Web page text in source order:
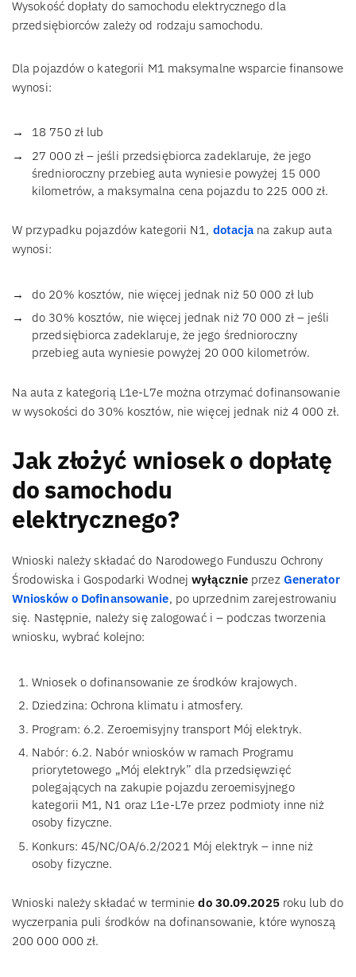
Wysokość dopłaty do samochodu elektrycznego dla
przedsiębiorców zależy od rodzaju samochodu.
Dla pojazdów o kategorii M1 maksymalne wsparcie finansowe
wynosi:
18 750 zł lub
27 000 zł – jeśli przedsiębiorca zadeklaruje, że jego
średnioroczny przebieg auta wyniesie powyżej 15 000
kilometrów, a maksymalna cena pojazdu to 225 000 zł.
W przypadku pojazdów kategorii N1, dotacja na zakup auta
wynosi:
do 20% kosztów, nie więcej jednak niż 50 000 zł lub
do 30% kosztów, nie więcej jednak niż 70 000 zł – jeśli
przedsiębiorca zadeklaruje, że jego średnioroczny
przebieg auta wyniesie powyżej 20 000 kilometrów.
Na auta z kategorią L1e-L7e można otrzymać dofinansowanie
w wysokości do 30% kosztów, nie więcej jednak niż 4 000 zł.
Jak złożyć wniosek o dopłatę
do samochodu
elektrycznego?
Wnioski należy składać do Narodowego Funduszu Ochrony
Środowiska i Gospodarki Wodnejwyłącznie przez Generator
Wniosków o Dofinansowanie, po uprzednim zarejestrowaniu
się. Następnie, należy się zalogować i – podczas tworzenia
wniosku, wybrać kolejno:
Wniosek o dofinansowanie ze środków krajowych.
Dziedzina: Ochrona klimatu i atmosfery.
Program: 6.2. Zeroemisyjny transport Mój elektryk.
Nabór: 6.2. Nabór wniosków w ramach Programu
priorytetowego „Mój elektryk” dla przedsięwzięć
polegających na zakupie pojazdu zeroemisyjnego
kategorii M1, N1 oraz L1e-L7e przez podmioty inne niż
osoby fizyczne.
Konkurs: 45/NC/OA/6.2/2021 Mój elektryk – inne niż
osoby fizyczne.
Wnioski należy składać w terminiedo 30.09.2025roku lub do
wyczerpania puli środków na dofinansowanie, które wynoszą
200 000 000 zł.